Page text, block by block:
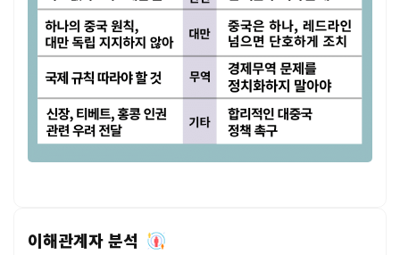
이해관계자 분석